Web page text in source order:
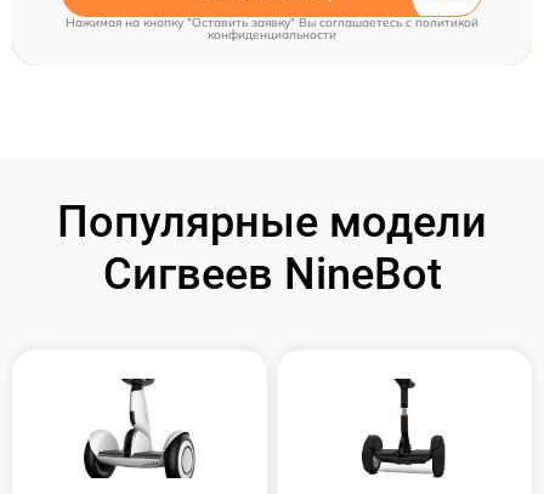
Нажимая на кнопку "Оставить заявку" Вы соглашаетесь c политикой
конфиденциальности
Популярные модели
Сигвеев NineBot